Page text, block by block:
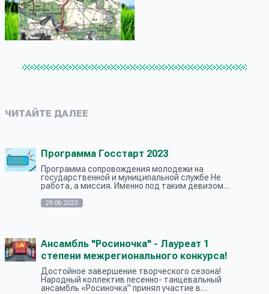
ЧИТАЙТЕ ДАЛЕЕ
Программа Госстарт 2023
Программа сопровождения молодежи на
государственной и муниципальной службе Не
работа, а миссия. Именно под таким девизом
названием «ГосСтарт» Создание условий
29.06.2023
Ансамбль "Росиночка" - Лауреат 1
степени межрегионального конкурса!
Достойное завершение творческого сезона!
Народный коллектив песенно- танцевальный
ансамбль «Росиночка" принял участие в